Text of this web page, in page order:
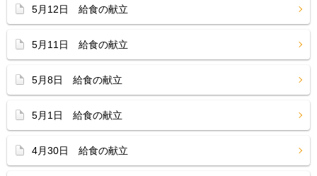
5月12日 給食の献立
5月11日 給食の献立
5月8日 給食の献立
5月1日 給食の献立
4月30日 給食の献立